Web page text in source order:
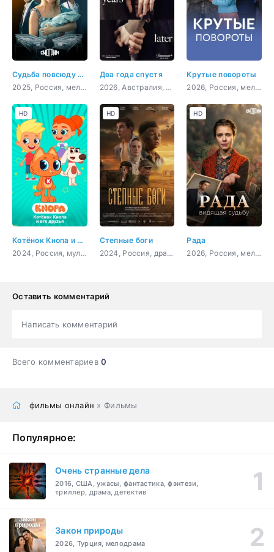
Судьба повсюду встретится
2025, Россия, мелодрама
Два года спустя
2026, Австралия, драма
Крутые повороты
2026, Россия, мелодрама
Котёнок Кнопа и его друзья
2024, Россия, мультфильм, комедия, приключения, семейный
HD
Степные боги
2024, Россия, драма
HD
Рада
2026, Россия, мелодрама, детектив, криминал
HD
Оставить комментарий
Написать комментарий
Всего комментариев0
фильмы онлайн » Фильмы
Популярное:
Очень странные дела
2016, США, ужасы, фантастика, фэнтези,
триллер, драма, детектив
Закон природы
2026, Турция, мелодрама